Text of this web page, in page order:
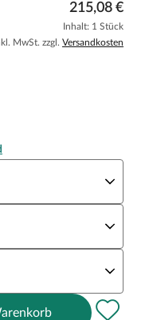
215,08 €
Inhalt: 1 Stück
MwSt. zzgl. Versandkosten